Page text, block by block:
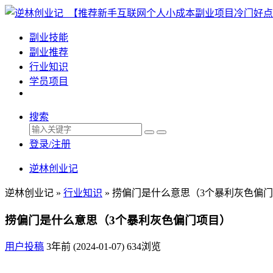
副业技能
副业推荐
行业知识
学员项目
搜索
登录/注册
逆林创业记
逆林创业记 » 行业知识 » 捞偏门是什么意思（3个暴利灰色偏
捞偏门是什么意思（3个暴利灰色偏门项目）
用户投稿 3年前 (2024-01-07) 634浏览